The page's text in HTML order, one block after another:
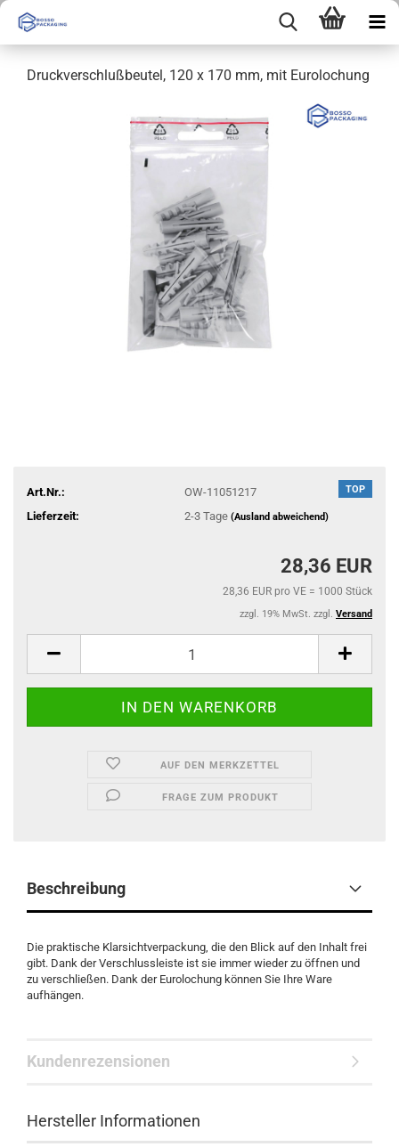
Druckverschlußbeutel, 120 x 170 mm, mit Eurolochung
TOP
Art.Nr.:
OW-11051217
Lieferzeit:
2-3 Tage (Ausland abweichend)
28,36 EUR
28,36 EUR pro VE = 1000 Stück
zzgl. 19% MwSt. zzgl. Versand
AUF DEN MERKZETTEL
FRAGE ZUM PRODUKT
Beschreibung
Die praktische Klarsichtverpackung, die den Blick auf den Inhalt frei
gibt. Dank der Verschlussleiste ist sie immer wieder zu öffnen und
zu verschließen. Dank der Eurolochung können Sie Ihre Ware
aufhängen.
Kundenrezensionen
Hersteller Informationen